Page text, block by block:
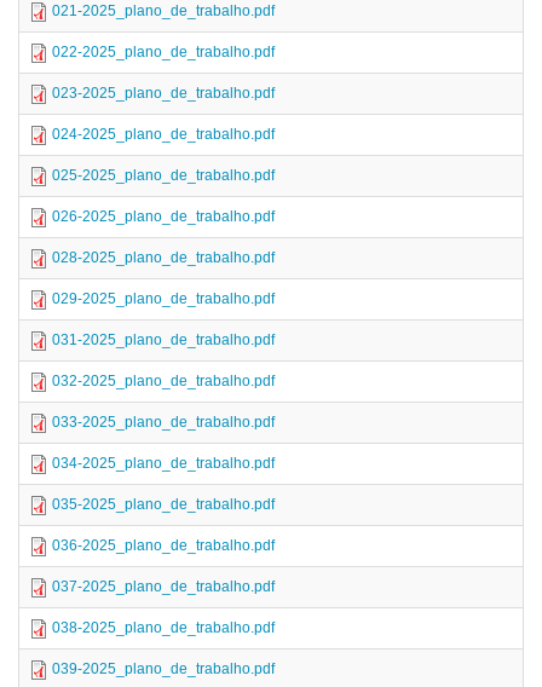
021-2025_plano_de_trabalho.pdf
022-2025_plano_de_trabalho.pdf
023-2025_plano_de_trabalho.pdf
024-2025_plano_de_trabalho.pdf
025-2025_plano_de_trabalho.pdf
026-2025_plano_de_trabalho.pdf
028-2025_plano_de_trabalho.pdf
029-2025_plano_de_trabalho.pdf
031-2025_plano_de_trabalho.pdf
032-2025_plano_de_trabalho.pdf
033-2025_plano_de_trabalho.pdf
034-2025_plano_de_trabalho.pdf
035-2025_plano_de_trabalho.pdf
036-2025_plano_de_trabalho.pdf
037-2025_plano_de_trabalho.pdf
038-2025_plano_de_trabalho.pdf
039-2025_plano_de_trabalho.pdf